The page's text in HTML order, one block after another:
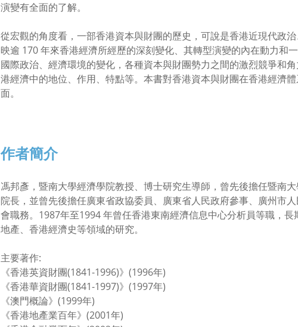
演變有全面的了解。
從宏觀的角度看，一部香港資本與財團的歷史，可說是香港近現代政
映逾 170 年來香港經濟所經歷的深刻變化、其轉型演變的內在動力和
國際政治、經濟環境的變化，各種資本與財團勢力之間的激烈競爭和
港經濟中的地位、作用、特點等。本書對香港資本與財團在香港經濟
面。
作者簡介
馮邦彥，暨南大學經濟學院教授、博士研究生導師，曾先後擔任暨南
院長，並曾先後擔任廣東省政協委員、廣東省人民政府參事、廣州市
會職務。1987年至1994 年曾任香港東南經濟信息中心分析員等職，
地產、香港經濟史等領域的研究。
主要著作:
《香港英資財團(1841-1996)》(1996年)
《香港華資財團(1841-1997)》(1997年)
《澳門概論》(1999年)
《香港地產業百年》(2001年)